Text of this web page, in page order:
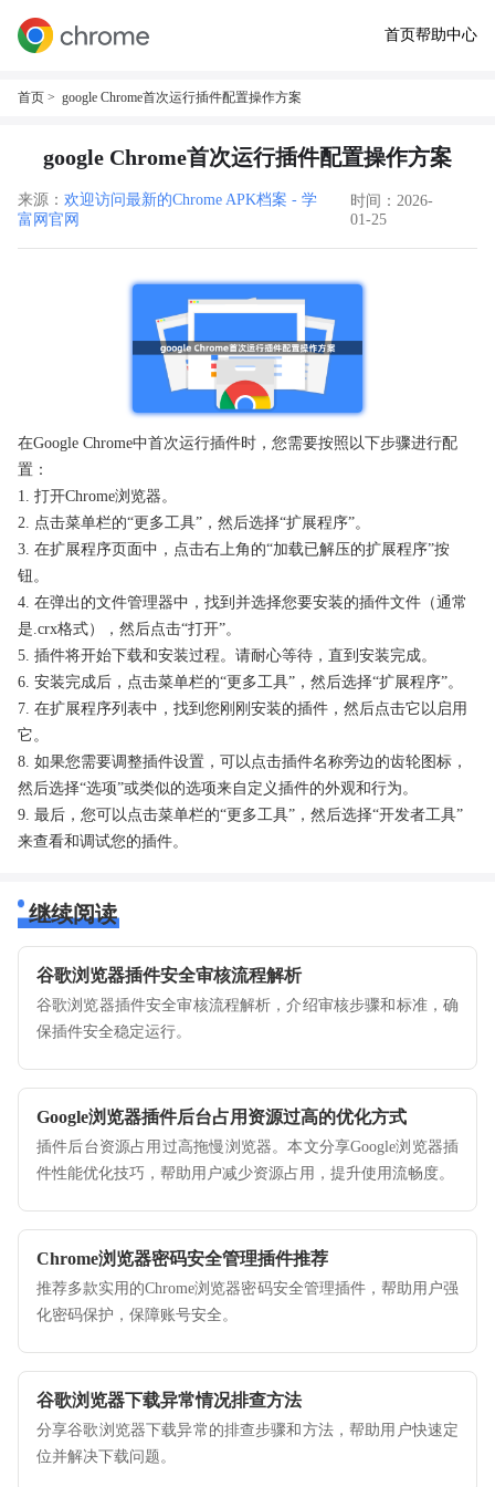
首页帮助中心
首页 > google Chrome首次运行插件配置操作方案
google Chrome首次运行插件配置操作方案
来源： 欢迎访问最新的Chrome APK档案 - 学
富网官网
时间：2026-
01-25
在Google Chrome中首次运行插件时，您需要按照以下步骤进行配
置：
1. 打开Chrome浏览器。
2. 点击菜单栏的“更多工具”，然后选择“扩展程序”。
3. 在扩展程序页面中，点击右上角的“加载已解压的扩展程序”按
钮。
4. 在弹出的文件管理器中，找到并选择您要安装的插件文件（通常
是.crx格式），然后点击“打开”。
5. 插件将开始下载和安装过程。请耐心等待，直到安装完成。
6. 安装完成后，点击菜单栏的“更多工具”，然后选择“扩展程序”。
7. 在扩展程序列表中，找到您刚刚安装的插件，然后点击它以启用
它。
8. 如果您需要调整插件设置，可以点击插件名称旁边的齿轮图标，
然后选择“选项”或类似的选项来自定义插件的外观和行为。
9. 最后，您可以点击菜单栏的“更多工具”，然后选择“开发者工具”
来查看和调试您的插件。
继续阅读
谷歌浏览器插件安全审核流程解析
谷歌浏览器插件安全审核流程解析，介绍审核步骤和标准，确
保插件安全稳定运行。
Google浏览器插件后台占用资源过高的优化方式
插件后台资源占用过高拖慢浏览器。本文分享Google浏览器插
件性能优化技巧，帮助用户减少资源占用，提升使用流畅度。
Chrome浏览器密码安全管理插件推荐
推荐多款实用的Chrome浏览器密码安全管理插件，帮助用户强
化密码保护，保障账号安全。
谷歌浏览器下载异常情况排查方法
分享谷歌浏览器下载异常的排查步骤和方法，帮助用户快速定
位并解决下载问题。